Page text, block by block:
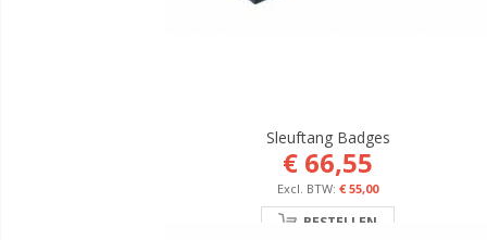
Sleuftang Badges
€ 66,55
€ 55,00
BESTELLEN